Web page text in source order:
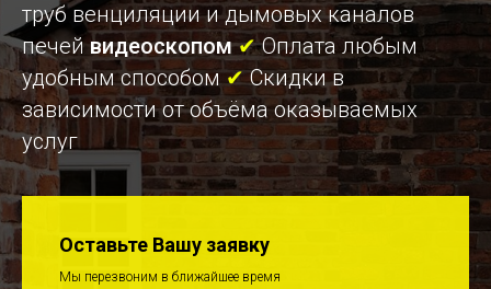
труб венциляции и дымовых каналов
печейвидеоскопом ✔Оплата любым
удобным способом✔Скидки в
зависимости от объёма оказываемых
услуг
Оставьте Вашу заявку
Мы перезвоним в ближайшее время